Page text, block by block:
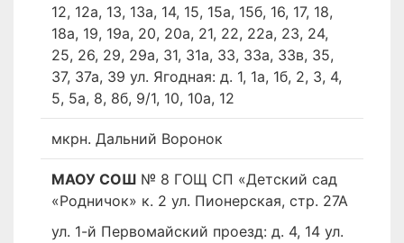
12, 12а, 13, 13а, 14, 15, 15а, 15б, 16, 17, 18,
18а, 19, 19а, 20, 20а, 21, 22, 22а, 23, 24,
25, 26, 29, 29а, 31, 31а, 33, 33а, 33в, 35,
37, 37а, 39 ул. Ягодная: д. 1, 1а, 1б, 2, 3, 4,
5, 5а, 8, 8б, 9/1, 10, 10а, 12
мкрн. Дальний Воронок
МАОУ СОШ № 8 ГОЩ СП «Детский сад
«Родничок» к. 2 ул. Пионерская, стр. 27А
ул. 1-й Первомайский проезд: д. 4, 14 ул.